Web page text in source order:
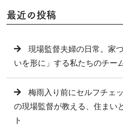
最近の投稿
現場監督夫婦の日常。家
いを形に」する私たちのチー
梅雨入り前にセルフチェ
の現場監督が教える、住まい
ト